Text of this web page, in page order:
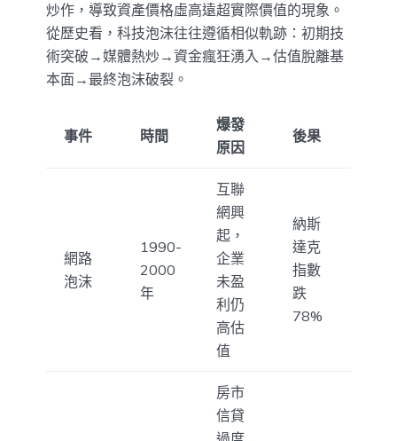
炒作，導致資產價格虛高遠超實際價值的現象。
從歷史看，科技泡沫往往遵循相似軌跡：初期技
術突破→媒體熱炒→資金瘋狂湧入→估值脫離基
本面→最終泡沫破裂。
事件 時間
爆發
原因
後果
網路
泡沫
1990-
2000
年
互聯
網興
起，
企業
未盈
利仍
高估
值
納斯
達克
指數
跌
78%
房市
信貸